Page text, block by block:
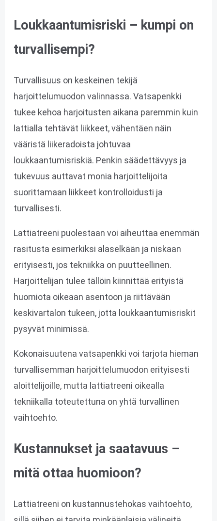
Loukkaantumisriski – kumpi on
turvallisempi?
Turvallisuus on keskeinen tekijä
harjoittelumuodon valinnassa. Vatsapenkki
tukee kehoa harjoitusten aikana paremmin kuin
lattialla tehtävät liikkeet, vähentäen näin
vääristä liikeradoista johtuvaa
loukkaantumisriskiä. Penkin säädettävyys ja
tukevuus auttavat monia harjoittelijoita
suorittamaan liikkeet kontrolloidusti ja
turvallisesti.
Lattiatreeni puolestaan voi aiheuttaa enemmän
rasitusta esimerkiksi alaselkään ja niskaan
erityisesti, jos tekniikka on puutteellinen.
Harjoittelijan tulee tällöin kiinnittää erityistä
huomiota oikeaan asentoon ja riittävään
keskivartalon tukeen, jotta loukkaantumisriskit
pysyvät minimissä.
Kokonaisuutena vatsapenkki voi tarjota hieman
turvallisemman harjoittelumuodon erityisesti
aloittelijoille, mutta lattiatreeni oikealla
tekniikalla toteutettuna on yhtä turvallinen
vaihtoehto.
Kustannukset ja saatavuus –
mitä ottaa huomioon?
Lattiatreeni on kustannustehokas vaihtoehto,